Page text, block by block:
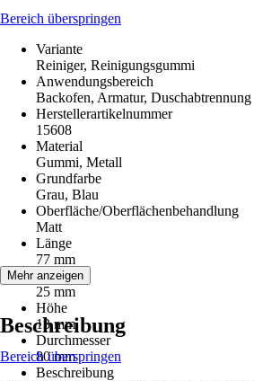
Bereich überspringen
Variante
Reiniger, Reinigungsgummi
Anwendungsbereich
Backofen, Armatur, Duschabtrennung
Herstellerartikelnummer
15608
Material
Gummi, Metall
Grundfarbe
Grau, Blau
Oberfläche/Oberflächenbehandlung
Matt
Länge
77 mm
Breite
25 mm
Höhe
13 mm
Durchmesser
80 mm
Beschreibung
Mehr anzeigen
Beschreibung
Bereich überspringen